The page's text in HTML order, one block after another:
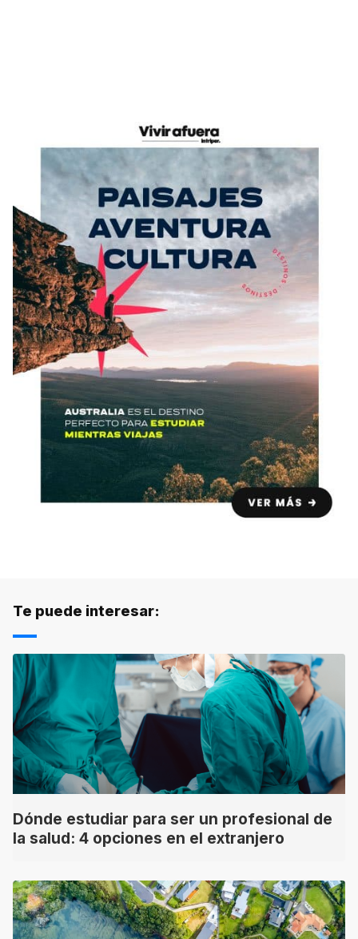
Te puede interesar:
Dónde estudiar para ser un profesional de
la salud: 4 opciones en el extranjero